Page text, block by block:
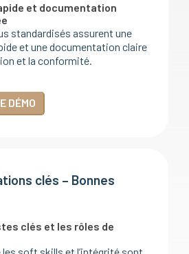
et documentation
standardisés assurent une
et une documentation claire
et la conformité.
DÉMO
clés – Bonnes
clés et les rôles de
les soft skills et l’intégrité sont